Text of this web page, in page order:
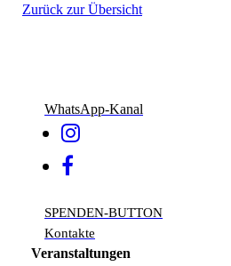
Zurück zur Übersicht
WhatsApp-Kanal
SPENDEN-BUTTON
Kontakte
Veranstaltungen